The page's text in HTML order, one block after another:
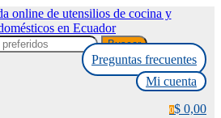
Buscar
Preguntas frecuentes
Mi cuenta
0$ 0,00